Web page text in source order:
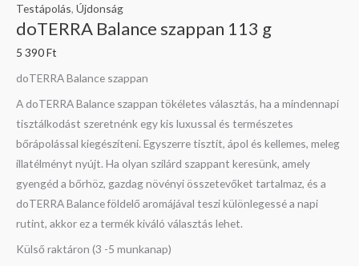
Testápolás, Újdonság
doTERRA Balance szappan 113 g
5 390Ft
doTERRA Balance szappan
A doTERRA Balance szappan tökéletes választás, ha a mindennapi
tisztálkodást szeretnénk egy kis luxussal és természetes
bőrápolással kiegészíteni. Egyszerre tisztít, ápol és kellemes, meleg
illatélményt nyújt. Ha olyan szilárd szappant keresünk, amely
gyengéd a bőrhöz, gazdag növényi összetevőket tartalmaz, és a
doTERRA Balance földelő aromájával teszi különlegessé a napi
rutint, akkor ez a termék kiváló választás lehet.
Külső raktáron (3 -5 munkanap)